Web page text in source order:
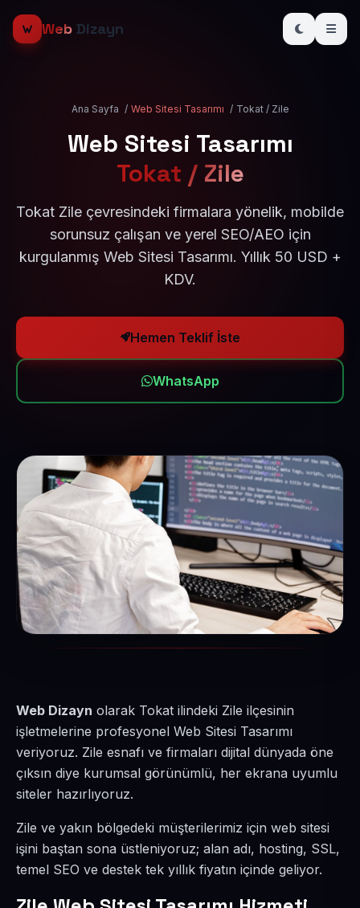
Web Dizayn
Ana Sayfa / Web Sitesi Tasarımı / Tokat / Zile
Web Sitesi Tasarımı
Tokat / Zile
Tokat Zile çevresindeki firmalara yönelik, mobilde
sorunsuz çalışan ve yerel SEO/AEO için
kurgulanmış Web Sitesi Tasarımı. Yıllık 50 USD +
KDV.
Hemen Teklif İste
WhatsApp
Web Dizayn olarak Tokat ilindeki Zile ilçesinin
işletmelerine profesyonel Web Sitesi Tasarımı
veriyoruz. Zile esnafı ve firmaları dijital dünyada öne
çıksın diye kurumsal görünümlü, her ekrana uyumlu
siteler hazırlıyoruz.
Zile ve yakın bölgedeki müşterilerimiz için web sitesi
işini baştan sona üstleniyoruz; alan adı, hosting, SSL,
temel SEO ve destek tek yıllık fiyatın içinde geliyor.